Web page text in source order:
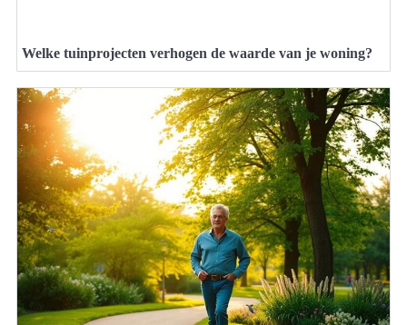
Welke tuinprojecten verhogen de waarde van je woning?